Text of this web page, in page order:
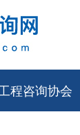
程咨询协会